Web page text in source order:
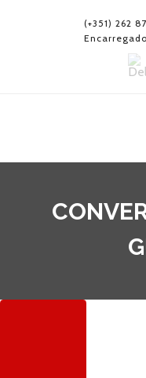
(+351) 262